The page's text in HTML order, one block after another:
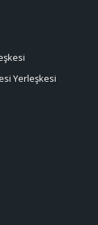
Yerleşkesi